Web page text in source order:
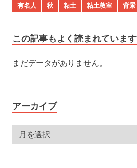
有名人
秋 粘土 粘土教室 背景
この記事もよく読まれています
まだデータがありません。
アーカイブ